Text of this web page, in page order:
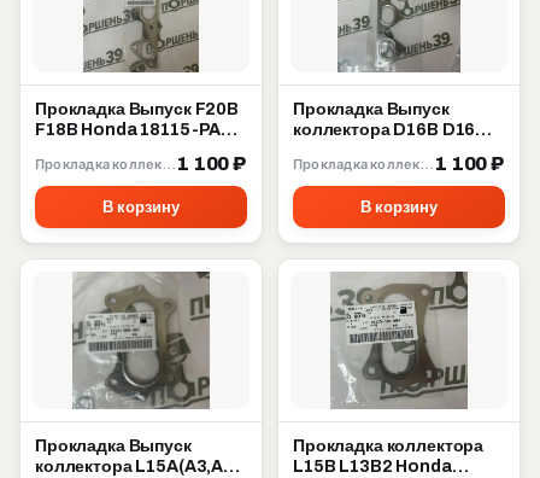
Прокладка Выпуск F20B
F18B Honda 18115-PAA-
1 100 ₽
В корзину
Прокладка Выпуск
коллектора D16B D16W
18115-P2A-003 1 100 ₽
В корзину
Прокладка Выпуск
коллектора L15A(A3,A7)
Прокладка коллектора
L15B L13B2 Honda